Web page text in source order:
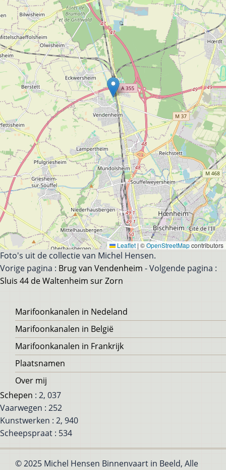
Leaflet | ©OpenStreetMapcontributors
Foto's uit de collectie van Michel Hensen.
Vorige pagina : Brug van Vendenheim - Volgende pagina :
Sluis 44 de Waltenheim sur Zorn
Voet
Marifoonkanalen in Nedeland
Marifoonkanalen in België
Marifoonkanalen in Frankrijk
Plaatsnamen
Over mij
Schepen : 2, 037
Vaarwegen : 252
Kunstwerken : 2, 940
Scheepspraat : 534
© 2025 Michel Hensen Binnenvaart in Beeld, Alle